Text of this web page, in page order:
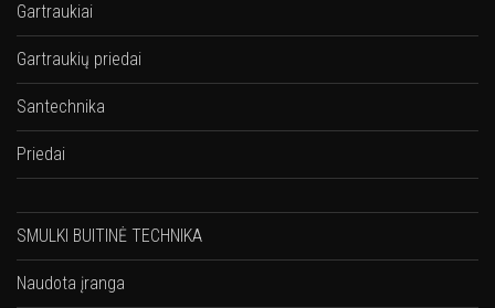
Gartraukiai
Gartraukių priedai
Santechnika
Priedai
SMULKI BUITINĖ TECHNIKA
Naudota įranga